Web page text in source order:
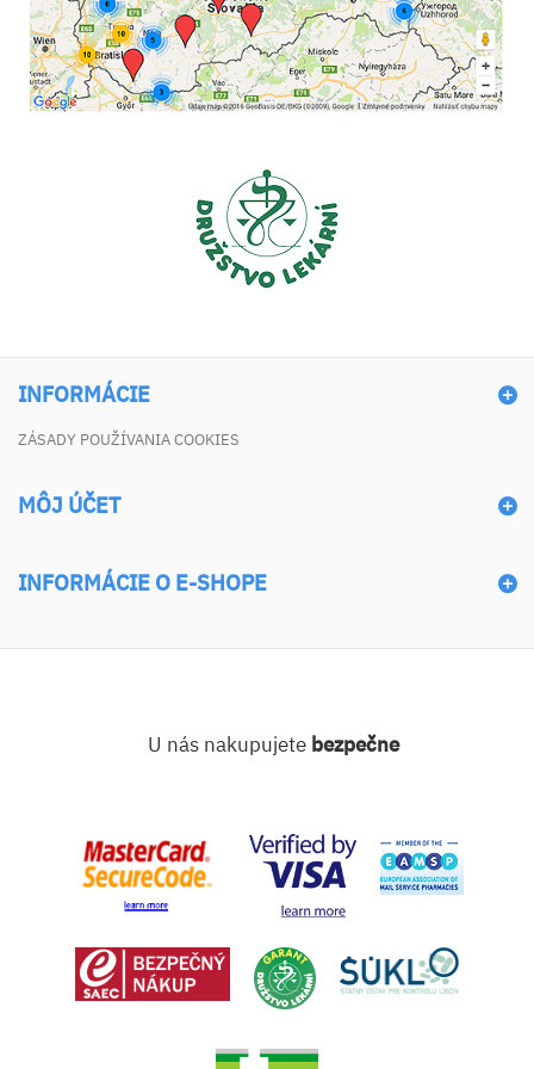
INFORMÁCIE
ZÁSADY POUŽÍVANIA COOKIES
MÔJ ÚČET
INFORMÁCIE O E-SHOPE
U nás nakupujete bezpečne